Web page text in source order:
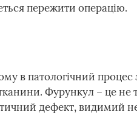
пережити операцію.
в патологічний процес
Фурункул – це не
дефект, видимий